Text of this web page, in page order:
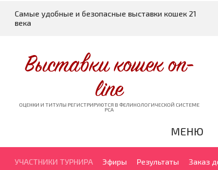
Самые удобные и безопасные выставки кошек 21
века
Выставки кошек on-
line
ОЦЕНКИ И ТИТУЛЫ РЕГИСТРИРУЮТСЯ В ФЕЛИНОЛОГИЧЕСКОЙ СИСТЕМЕ
PCA
МЕНЮ
УЧАСТНИКИ ТУРНИРА Эфиры Результаты Заказ